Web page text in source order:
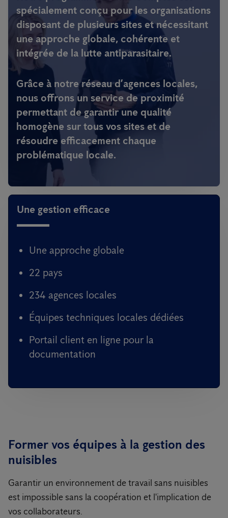
spécialement conçu pour les organisations
disposant de plusieurs sites et nécessitant
une approche globale, cohérente et
intégrée de la lutte antiparasitaire.
Grâce à notre réseau d’agences locales,
nous offrons un service de proximité
permettant de garantir une qualité
homogène sur tous vos sites et de
résoudre efficacement chaque
problématique locale.
Une gestion efficace
Une approche globale
22 pays
234 agences locales
Équipes techniques locales dédiées
Portail client en ligne pour la
documentation
Former vos équipes à la gestion des
nuisibles
Garantir un environnement de travail sans nuisibles
est impossible sans la coopération et l'implication de
vos collaborateurs.